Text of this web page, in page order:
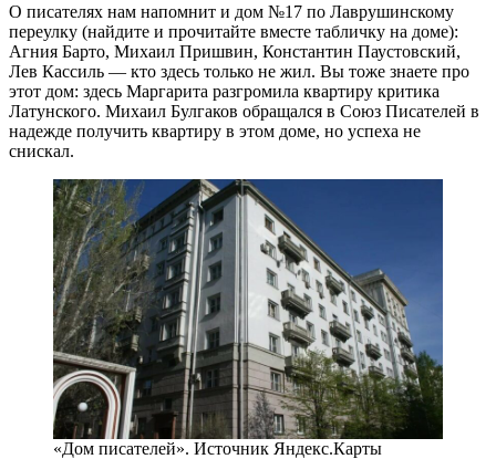
О писателях нам напомнит и дом №17 по Лаврушинскому
переулку (найдите и прочитайте вместе табличку на доме):
Агния Барто, Михаил Пришвин, Константин Паустовский,
Лев Кассиль — кто здесь только не жил. Вы тоже знаете про
этот дом: здесь Маргарита разгромила квартиру критика
Латунского. Михаил Булгаков обращался в Союз Писателей в
надежде получить квартиру в этом доме, но успеха не
снискал.
«Дом писателей». Источник Яндекс.Карты